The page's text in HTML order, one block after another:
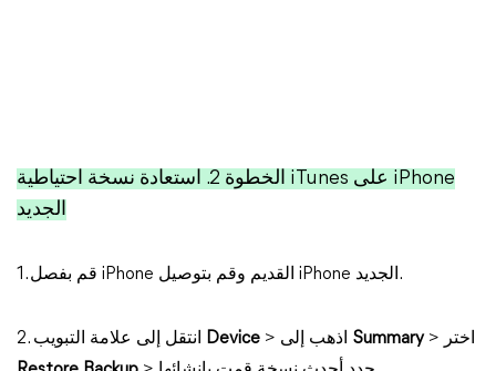
الخطوة 2. استعادة نسخة احتياطية iTunes على iPhone
الجديد
1. قم بفصل iPhone القديم وقم بتوصيل iPhone الجديد.
Device Summary
> اختر